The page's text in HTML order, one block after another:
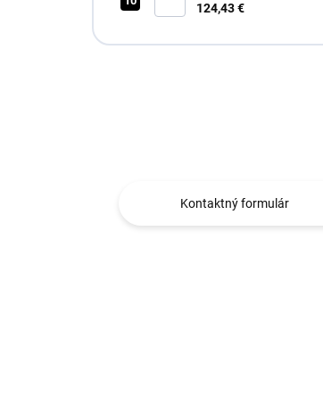
Hankook, RF12 DYNAPRO
124,43 €
Kontaktný formulár